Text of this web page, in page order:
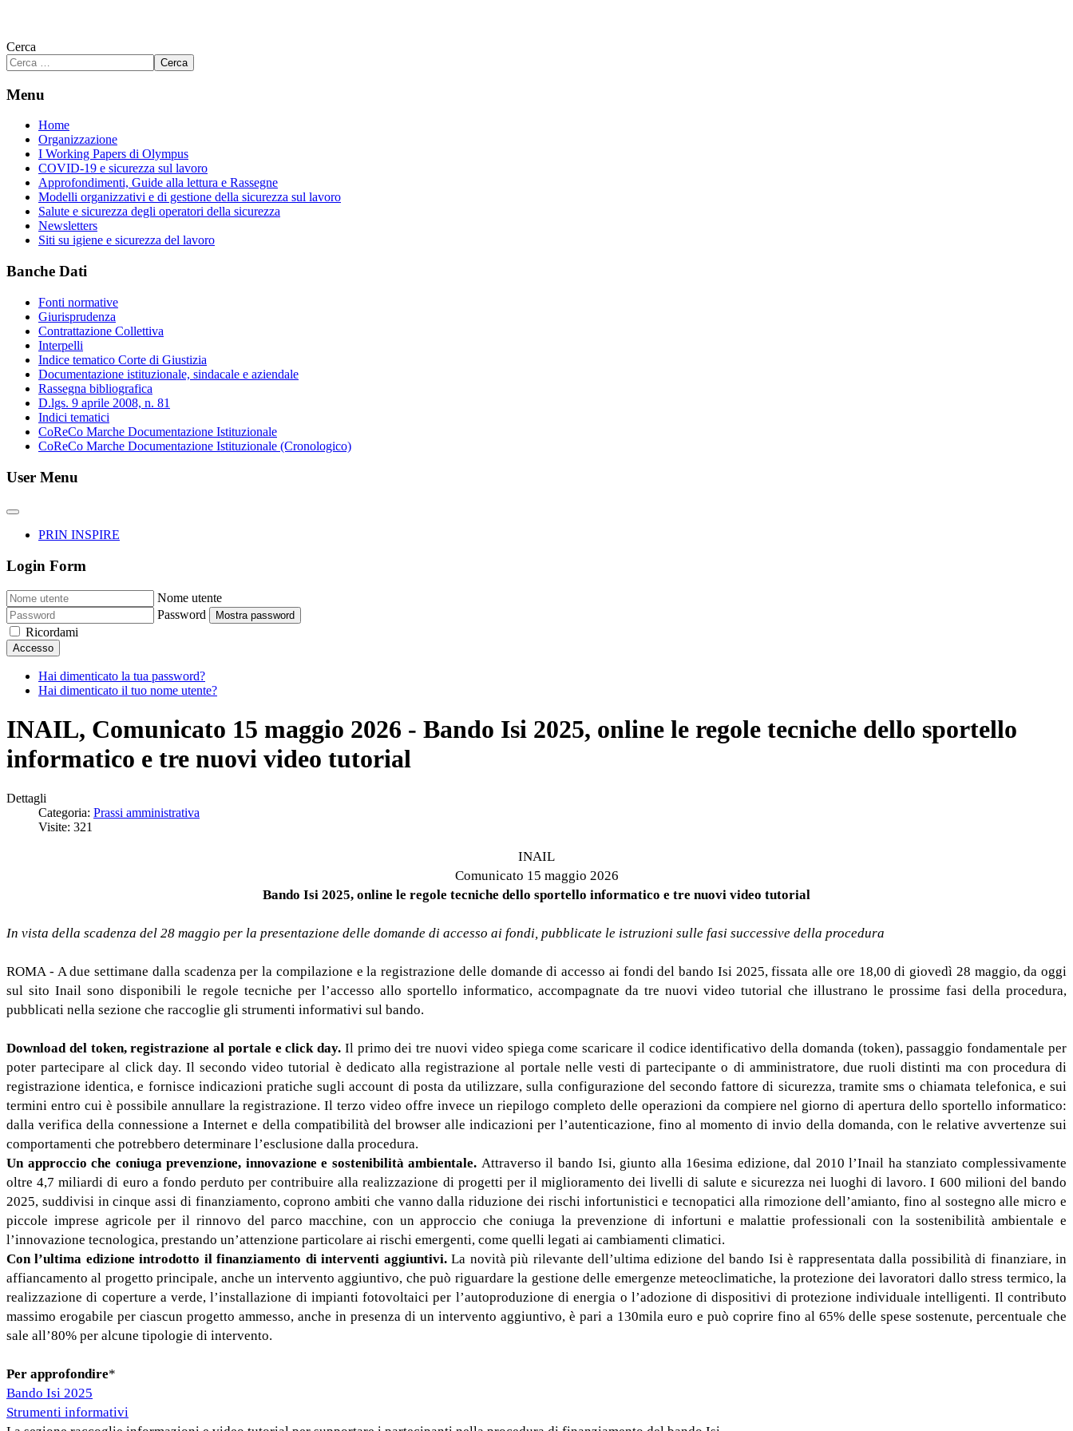
Cerca
Cerca
Menu
Home
Organizzazione
I Working Papers di Olympus
COVID-19 e sicurezza sul lavoro
Approfondimenti, Guide alla lettura e Rassegne
Modelli organizzativi e di gestione della sicurezza sul lavoro
Salute e sicurezza degli operatori della sicurezza
Newsletters
Siti su igiene e sicurezza del lavoro
Banche Dati
Fonti normative
Giurisprudenza
Contrattazione Collettiva
Interpelli
Indice tematico Corte di Giustizia
Documentazione istituzionale, sindacale e aziendale
Rassegna bibliografica
D.lgs. 9 aprile 2008, n. 81
Indici tematici
CoReCo Marche Documentazione Istituzionale
CoReCo Marche Documentazione Istituzionale (Cronologico)
User Menu
PRIN INSPIRE
Login Form
Nome utente
Password
Mostra password
Ricordami
Accesso
Hai dimenticato la tua password?
Hai dimenticato il tuo nome utente?
INAIL, Comunicato 15 maggio 2026 - Bando Isi 2025, online le regole tecniche dello sportello
informatico e tre nuovi video tutorial
Dettagli
Categoria: Prassi amministrativa
Visite: 321
INAIL
Comunicato 15 maggio 2026
Bando Isi 2025, online le regole tecniche dello sportello informatico e tre nuovi video tutorial
In vista della scadenza del 28 maggio per la presentazione delle domande di accesso ai fondi, pubblicate le istruzioni sulle fasi successive della procedura
ROMA - A due settimane dalla scadenza per la compilazione e la registrazione delle domande di accesso ai fondi del bando Isi 2025, fissata alle ore 18,00 di giovedì 28 maggio, da oggi
sul sito Inail sono disponibili le regole tecniche per l’accesso allo sportello informatico, accompagnate da tre nuovi video tutorial che illustrano le prossime fasi della procedura,
pubblicati nella sezione che raccoglie gli strumenti informativi sul bando.
Download del token, registrazione al portale e click day. Il primo dei tre nuovi video spiega come scaricare il codice identificativo della domanda (token), passaggio fondamentale per
poter partecipare al click day. Il secondo video tutorial è dedicato alla registrazione al portale nelle vesti di partecipante o di amministratore, due ruoli distinti ma con procedura di
registrazione identica, e fornisce indicazioni pratiche sugli account di posta da utilizzare, sulla configurazione del secondo fattore di sicurezza, tramite sms o chiamata telefonica, e sui
termini entro cui è possibile annullare la registrazione. Il terzo video offre invece un riepilogo completo delle operazioni da compiere nel giorno di apertura dello sportello informatico:
dalla verifica della connessione a Internet e della compatibilità del browser alle indicazioni per l’autenticazione, fino al momento di invio della domanda, con le relative avvertenze sui
comportamenti che potrebbero determinare l’esclusione dalla procedura.
Un approccio che coniuga prevenzione, innovazione e sostenibilità ambientale. Attraverso il bando Isi, giunto alla 16esima edizione, dal 2010 l’Inail ha stanziato complessivamente
oltre 4,7 miliardi di euro a fondo perduto per contribuire alla realizzazione di progetti per il miglioramento dei livelli di salute e sicurezza nei luoghi di lavoro. I 600 milioni del bando
2025, suddivisi in cinque assi di finanziamento, coprono ambiti che vanno dalla riduzione dei rischi infortunistici e tecnopatici alla rimozione dell’amianto, fino al sostegno alle micro e
piccole imprese agricole per il rinnovo del parco macchine, con un approccio che coniuga la prevenzione di infortuni e malattie professionali con la sostenibilità ambientale e
l’innovazione tecnologica, prestando un’attenzione particolare ai rischi emergenti, come quelli legati ai cambiamenti climatici.
Con l’ultima edizione introdotto il finanziamento di interventi aggiuntivi.La novità più rilevante dell’ultima edizione del bando Isi è rappresentata dalla possibilità di finanziare, in
affiancamento al progetto principale, anche un intervento aggiuntivo, che può riguardare la gestione delle emergenze meteoclimatiche, la protezione dei lavoratori dallo stress termico, la
realizzazione di coperture a verde, l’installazione di impianti fotovoltaici per l’autoproduzione di energia o l’adozione di dispositivi di protezione individuale intelligenti. Il contributo
massimo erogabile per ciascun progetto ammesso, anche in presenza di un intervento aggiuntivo, è pari a 130mila euro e può coprire fino al 65% delle spese sostenute, percentuale che
sale all’80% per alcune tipologie di intervento.
Per approfondire*
Bando Isi 2025
Strumenti informativi